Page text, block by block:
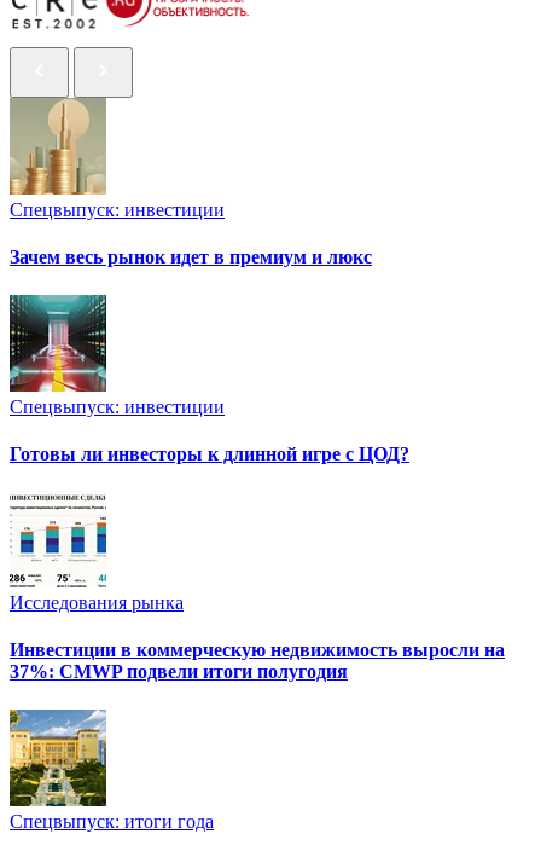
Спецвыпуск: инвестиции
Зачем весь рынок идет в премиум и люкс
Спецвыпуск: инвестиции
Готовы ли инвесторы к длинной игре с ЦОД?
Исследования рынка
Инвестиции в коммерческую недвижимость выросли на
37%: CMWP подвели итоги полугодия
Спецвыпуск: итоги года